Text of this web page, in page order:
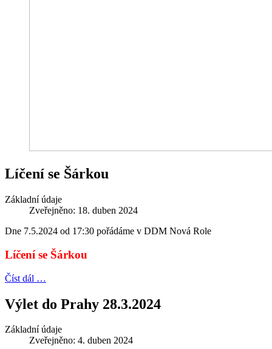
Líčení se Šárkou
Základní údaje
Zveřejněno: 18. duben 2024
Dne 7.5.2024 od 17:30 pořádáme v DDM Nová Role
Líčení se Šárkou
Číst dál …
Výlet do Prahy 28.3.2024
Základní údaje
Zveřejněno: 4. duben 2024